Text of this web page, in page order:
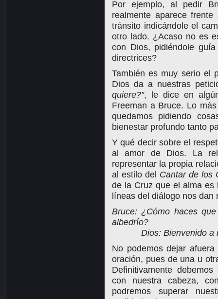
Por ejemplo, al pedir
realmente aparece
tránsito indicándole el
otro lado. ¿Acaso no es
con Dios, pidiéndole
directrices?
También es muy serio el
Dios da a nuestras
quiere?”, le dice en
Freeman a Bruce. Lo
quedamos pidiendo
bienestar profundo tanto
Y qué decir sobre el
al amor de Dios. La
representar la propia
al estilo del Cantar de los
de la Cruz que el alma es
líneas del diálogo nos
Bruce: ¿Cómo haces
albedrío?
Dios: Bienvenido a
No podemos dejar
oración, pues de una u
Definitivamente
con nuestra cabeza,
podremos superar